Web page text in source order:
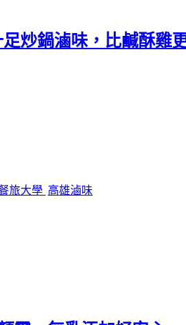
炒鍋滷味，比鹹酥雞
旅大學 高雄滷味